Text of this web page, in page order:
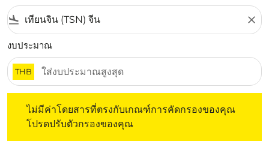
flight_land close
งบประมาณ
THB
ไม่มีค่าโดยสารที่ตรงกับเกณฑ์การคัดกรองของคุณ
โปรดปรับตัวกรองของคุณ